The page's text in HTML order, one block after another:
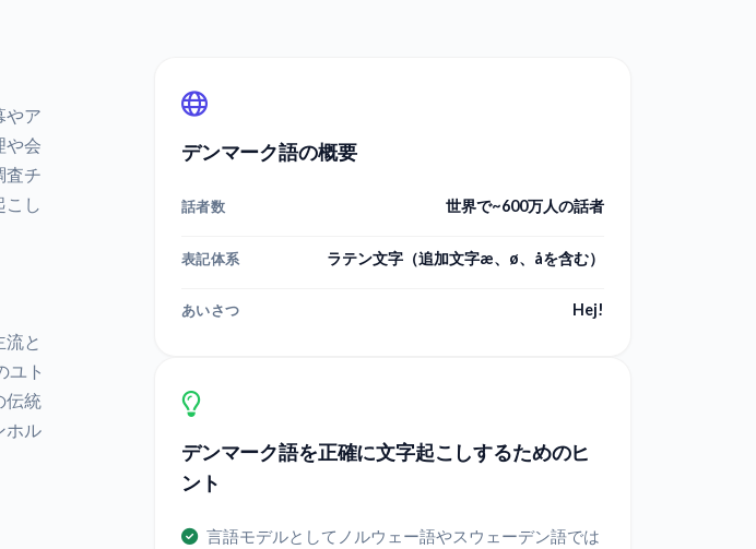
やア
や会
査チ
こし
と
ユト
伝統
ホル
デンマーク語の概要
話者数 世界で~600万人の話者
表記体系 ラテン文字（追加文字æ、ø、åを含む）
あいさつ Hej!
デンマーク語を正確に文字起こしするためのヒ
ント
言語モデルとしてノルウェー語やスウェーデン語では